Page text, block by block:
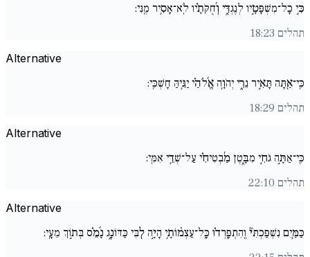
כִּ֣י כָל־מִשְׁפָּטָ֣יו לְנֶגְדִּ֑י וְ֜חֻקֹּתָ֗יו לֹֽא־אָסִ֥יר מֶֽנִּי:
תהלים 18:23
Alternative
כִּֽי־אַ֖תָּה תָּאִ֣יר נֵרִ֑י יְהֹוָ֥ה אֱ֜לֹהַ֗י יַגִּ֥יהַּ חָשְׁכִּֽי:
תהלים 18:29
Alternative
כִּֽי־אַתָּ֣ה גֹחִ֣י מִבָּ֑טֶן מַ֜בְטִיחִ֗י עַל־שְׁדֵ֥י אִמִּֽי:
תהלים 22:10
Alternative
כַּמַּ֥יִם נִשְׁפַּכְתִּי֘ וְֽהִתְפָּֽרְד֗וּ כָּֽל־עַצְמ֫וֹתָ֥י הָיָ֣ה לִ֖בִּי כַּדּוֹנָ֑ג נָ֜מֵ֗ס בְּת֣וֹךְ מֵעָֽי: